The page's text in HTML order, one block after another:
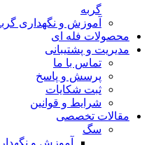
گربه
آموزش و نگهداری
محصولات فله ای
مدیریت و پشتیبانی
تماس با ما
پرسش و پاسخ
ثبت شکایات
شرایط و قوانین
مقالات تخصصی
سگ